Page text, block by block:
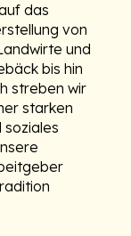
das
von
und
bis hin
streben wir
starken